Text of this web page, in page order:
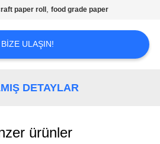
paper roll ,food grade paper
BIZE ULAŞIN!
DETAYLAR
ürünler